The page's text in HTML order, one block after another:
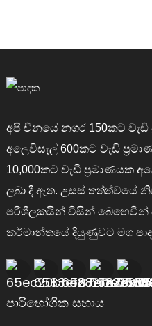
අපි චීනයේ නගර 150කට වැඩි
අලෙවිසැල් 600කට වැඩි
10,000කට වැඩි ප්‍රමාණයක
ලබා දී ඇත. උසස් තත්ත්වයේ
පරිශීලකයින් විසින් බෙහෙවින්
කර්මාන්තයේ දියුණුවට මග
පාරිභෝගික සහාය